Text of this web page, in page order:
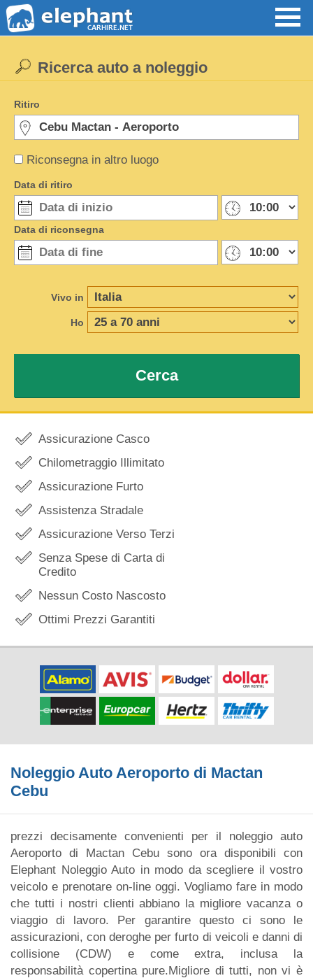
Riconsegna in altro luogo
Ricerca auto a noleggio
Ritiro
Data di ritiro
Data di riconsegna
Vivo in
Ho
Cerca
Assicurazione Casco
Chilometraggio Illimitato
Assicurazione Furto
Assistenza Stradale
Assicurazione Verso Terzi
Senza Spese di Carta di
Credito
Nessun Costo Nascosto
Ottimi Prezzi Garantiti
Noleggio Auto Aeroporto di Mactan
Cebu
prezzi decisamente convenienti per il noleggio auto
Aeroporto di Mactan Cebu sono ora disponibili con
Elephant Noleggio Auto in modo da scegliere il vostro
veicolo e prenotare on-line oggi. Vogliamo fare in modo
che tutti i nostri clienti abbiano la migliore vacanza o
viaggio di lavoro. Per garantire questo ci sono le
assicurazioni, con deroghe per furto di veicoli e danni di
collisione (CDW) e come extra, inclusa la
responsabilità copertina pure.Migliore di tutti, non vi è